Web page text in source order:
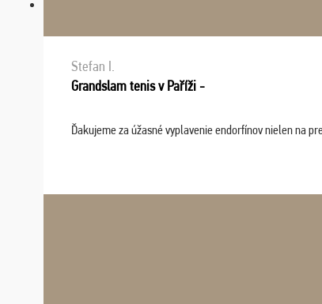
Stefan I.
Grandslam tenis v Paříži -
Ďakujeme za úžasné vyplavenie endorfínov nielen na